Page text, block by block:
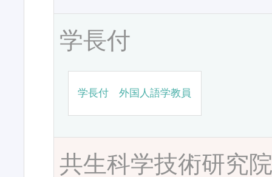
学長付
学長付 外国人語学教員
共生科学技術研究